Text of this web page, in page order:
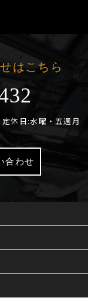
はこちら
休日:水曜・五週月
合わせ